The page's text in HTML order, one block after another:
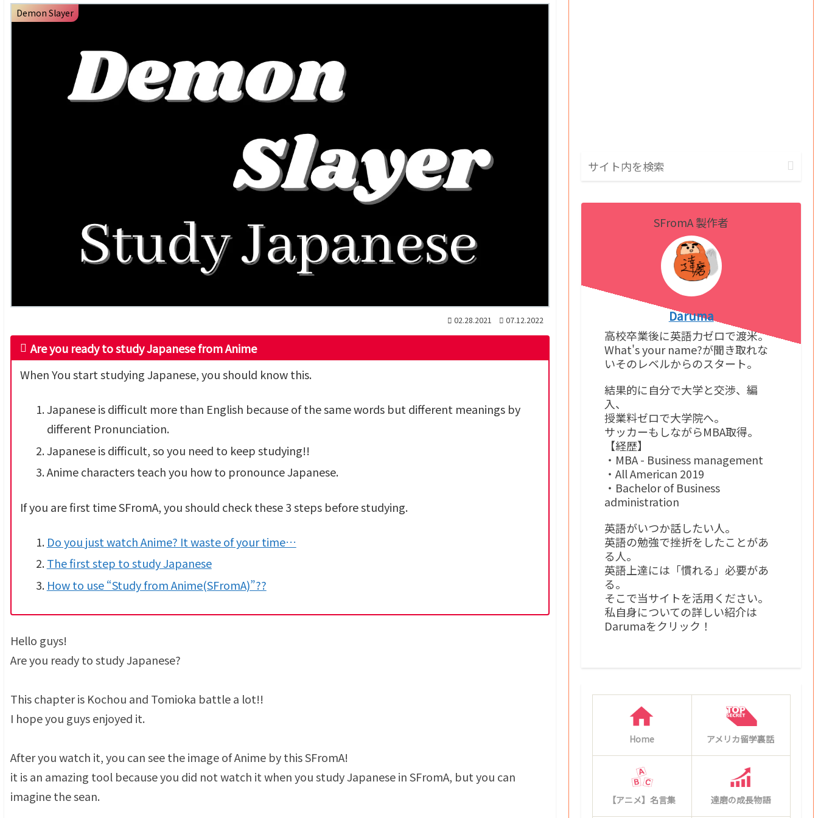
Demon Slayer
02.28.2021 07.12.2022
Are you ready to study Japanese from Anime
When You start studying Japanese, you should know this.
Japanese is difficult more than English because of the same words but different meanings by
different Pronunciation.
Japanese is difficult, so you need to keep studying!!
Anime characters teach you how to pronounce Japanese.
If you are first time SFromA, you should check these 3 steps before studying.
Do you just watch Anime? It waste of your time…
The first step to study Japanese
How to use “Study from Anime(SFromA)”??
Hello guys!
Are you ready to study Japanese?
This chapter is Kochou and Tomioka battle a lot!!
I hope you guys enjoyed it.
After you watch it, you can see the image of Anime by this SFromA!
it is an amazing tool because you did not watch it when you study Japanese in SFromA, but you can
imagine the sean.
SFromA 製作者
Daruma
高校卒業後に英語力ゼロで渡米。
What's your name?が聞き取れな
いそのレベルからのスタート。
結果的に自分で大学と交渉、編
入、
授業料ゼロで大学院へ。
サッカーもしながらMBA取得。
【経歴】
・MBA - Business management
・All American 2019
・Bachelor of Business
administration
英語がいつか話したい人。
英語の勉強で挫折をしたことがあ
る人。
英語上達には「慣れる」必要があ
る。
そこで当サイトを活用ください。
私自身についての詳しい紹介は
Darumaをクリック！
Home アメリカ留学裏話
【アニメ】名言集 達磨の成長物語